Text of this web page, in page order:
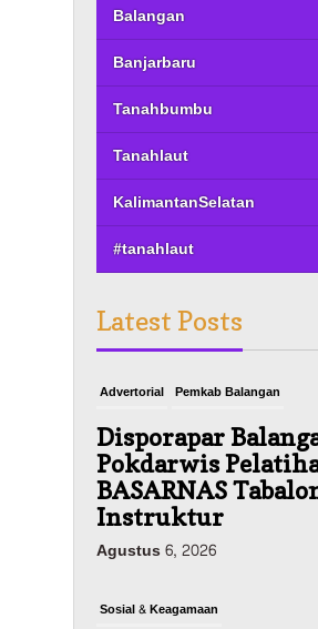
Balangan
Banjarbaru
Tanahbumbu
Tanahlaut
KalimantanSelatan
#tanahlaut
Latest Posts
Advertorial Pemkab Balangan
Disporapar
Pokdarwis
BASARNAS
Instruktur
Agustus 6, 2026
Sosial & Keagamaan